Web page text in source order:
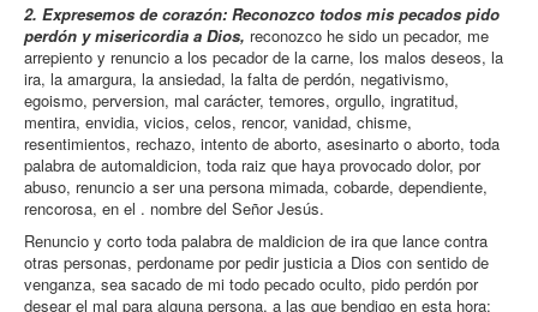
2. Expresemos de corazón: Reconozco todos mis pecados pido
perdón y misericordia a Dios, reconozco he sido un pecador, me
arrepiento y renuncio a los pecador de la carne, los malos deseos, la
ira, la amargura, la ansiedad, la falta de perdón, negativismo,
egoismo, perversion, mal carácter, temores, orgullo, ingratitud,
mentira, envidia, vicios, celos, rencor, vanidad, chisme,
resentimientos, rechazo, intento de aborto, asesinarto o aborto, toda
palabra de automaldicion, toda raiz que haya provocado dolor, por
abuso, renuncio a ser una persona mimada, cobarde, dependiente,
rencorosa, en el . nombre del Señor Jesús.
Renuncio y corto toda palabra de maldicion de ira que lance contra
otras personas, perdoname por pedir justicia a Dios con sentido de
venganza, sea sacado de mi todo pecado oculto, pido perdón por
desear el mal para alguna persona, a las que bendigo en esta hora;